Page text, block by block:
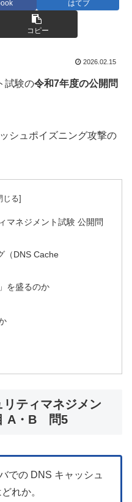
はてブ
コピー
2026.02.15
試験の令和7年度の公開問
シュポイズニング攻撃の
マネジメント試験 公開問
（DNS Cache
を盛るのか
ティマネジメン
A・B 問5
での DNS キャッシュ
れか。